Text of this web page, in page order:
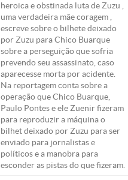
heroica e obstinada luta de Zuzu ,
uma verdadeira mãe coragem ,
escreve sobre o bilhete deixado
por Zuzu para Chico Buarque
sobre a perseguição que sofria
prevendo seu assassinato, caso
aparecesse morta por acidente.
Na reportagem conta sobre a
operação que Chico Buarque,
Paulo Pontes e ele Zuenir fizeram
para reproduzir a máquina o
bilhet deixado por Zuzu para ser
enviado para jornalistas e
políticos e a manobra para
esconder as pistas do que fizeram.